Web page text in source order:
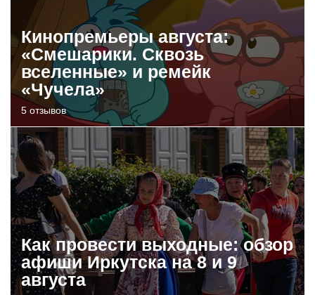
Кинопремьеры августа:
«Смешарики. Сквозь
вселенные» и ремейк
«Чучела»
5 отзывов
Как провести выходные: обзор
афиши Иркутска на 8 и 9
августа